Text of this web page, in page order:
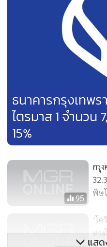
และอัตราส่วนเงินสำรองต่อสิน
ระดับ 159.1% เทียบกับ
และอัตราส่วนเงินกองทุนต่อสิ
นายเซอิจิโระ อาคิตะ กรรมกา
แม้ว่ากรุงศรีสามารถส่งมอบผล
ไตรมาส 1/2563 ซึ่งสะท้อนถึ
บริหารความเสี่ยงด้วยความรอ
ผลกระทบจากการแพร่ระบาดข
มากทั้งในด้านอุปสงค์และอุปท
การผลิตและรายได้ที่ลดลง ทั้
กิจกรรมทางธุรกิจและลดภาร
เงินให้สินเชื่อในวันที่ 8 กุมภา
2563 ซึ่งเป็นมาตรการช่วยเ
ธนาคารกรุงเทพร
ไตรมาส 1 จำนวน
15%
95
กรุ
พิษ
‘โ
ห่ว
แสด